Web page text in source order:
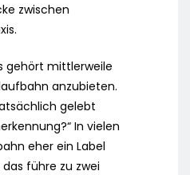
zwischen
gehört mittlerweile
anzubieten.
gelebt
In vielen
eher ein Label
führe zu zwei